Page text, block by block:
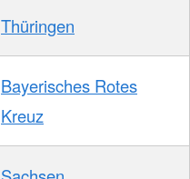
Thüringen
Bayerisches Rotes
Kreuz